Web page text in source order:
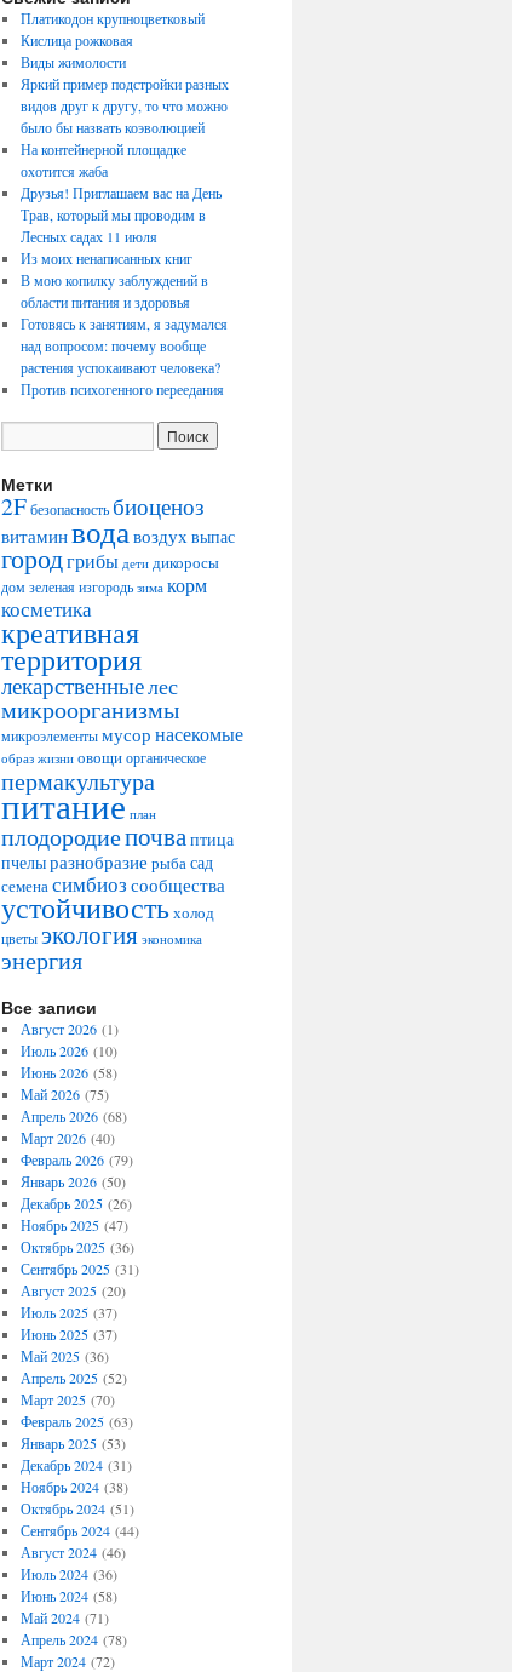
Платикодон крупноцветковый
Кислица рожковая
Виды жимолости
Яркий пример подстройки разных
видов друг к другу, то что можно
было бы назвать коэволюцией
На контейнерной площадке
охотится жаба
Друзья! Приглашаем вас на День
Трав, который мы проводим в
Лесных садах 11 июля
Из моих ненаписанных книг
В мою копилку заблуждений в
области питания и здоровья
Готовясь к занятиям, я задумался
над вопросом: почему вообще
растения успокаивают человека?
Против психогенного переедания
Метки
2F безопасность биоценоз
витаминводавоздухвыпас
городгрибы дети дикоросы
домзеленая изгородь зима корм
косметика
креативная
территория
лекарственныелес
микроорганизмы
микроэлементымусор насекомые
образ жизни овощи органическое
пермакультура
питание план
плодородиепочваптица
пчелыразнобразие рыбасад
семенасимбиоз сообщества
устойчивостьхолод
цветы экология экономика
энергия
Все записи
Август 2026(1)
Июль 2026(10)
Июнь 2026(58)
Май 2026(75)
Апрель 2026(68)
Март 2026(40)
Февраль 2026(79)
Январь 2026(50)
Декабрь 2025(26)
Ноябрь 2025(47)
Октябрь 2025(36)
Сентябрь 2025(31)
Август 2025(20)
Июль 2025(37)
Июнь 2025(37)
Май 2025(36)
Апрель 2025(52)
Март 2025(70)
Февраль 2025(63)
Январь 2025(53)
Декабрь 2024(31)
Ноябрь 2024(38)
Октябрь 2024(51)
Сентябрь 2024(44)
Август 2024(46)
Июль 2024(36)
Июнь 2024(58)
Май 2024(71)
Апрель 2024(78)
Март 2024(72)